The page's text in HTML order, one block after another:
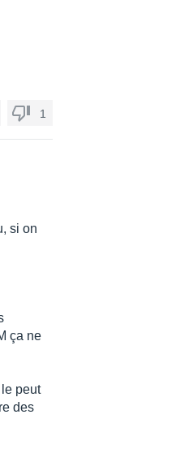
1
si on
ça ne
peut
des